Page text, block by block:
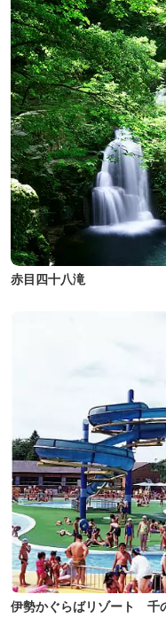
赤目四十八滝
伊勢かぐらばリゾート 千